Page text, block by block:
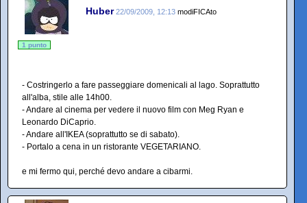
Huber 22/09/2009, 12:13 modiFICAto
1 punto
- Costringerlo a fare passeggiare domenicali al lago. Soprattutto
all'alba, stile alle 14h00.
- Andare al cinema per vedere il nuovo film con Meg Ryan e
Leonardo DiCaprio.
- Andare all'IKEA (soprattutto se di sabato).
- Portalo a cena in un ristorante VEGETARIANO.
e mi fermo qui, perché devo andare a cibarmi.